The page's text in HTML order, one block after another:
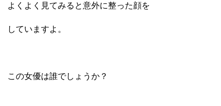
よくよく見てみると意外に整った顔を
していますよ。
この女優は誰でしょうか？